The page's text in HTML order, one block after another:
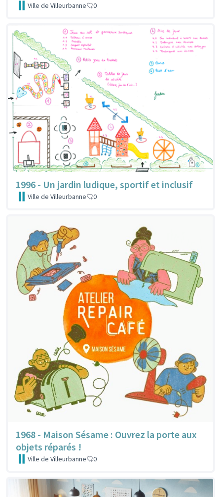
Ville de Villeurbanne 0
1996 - Un jardin ludique, sportif et inclusif
Ville de Villeurbanne 0
1968 - Maison Sésame : Ouvrez la porte aux
objets réparés !
Ville de Villeurbanne 0